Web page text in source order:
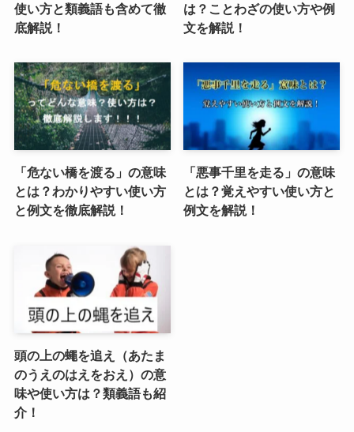
使い方と類義語も含めて徹
底解説！
は？ことわざの使い方や例
文を解説！
「危ない橋を渡る」の意味
とは？わかりやすい使い方
と例文を徹底解説！
「悪事千里を走る」の意味
とは？覚えやすい使い方と
例文を解説！
頭の上の蠅を追え（あたま
のうえのはえをおえ）の意
味や使い方は？類義語も紹
介！